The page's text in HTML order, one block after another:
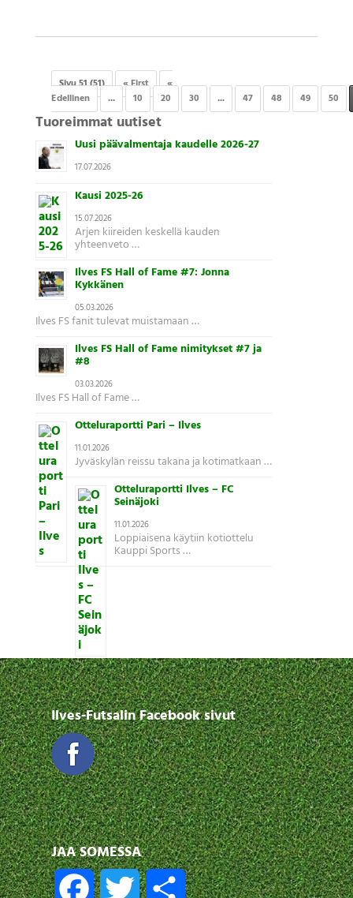
Sivu 51 (51) « First
«
Edellinen
... 10 20 30 ... 47 48 49 50
Tuoreimmat uutiset
Uusi päävalmentaja kaudelle 2026-27
17.07.2026
Kausi 2025-26
15.07.2026
Arjen kiireiden keskellä kauden
yhteenveto …
Ilves FS Hall of Fame #7: Jonna
Kykkänen
05.03.2026
Ilves FS fanit tulevat muistamaan …
Ilves FS Hall of Fame nimitykset #7 ja
#8
03.03.2026
Ilves FS Hall of Fame …
Otteluraportti Pari – Ilves
11.01.2026
Jyväskylän reissu takana ja kotimatkaan …
Otteluraportti Ilves – FC
Seinäjoki
11.01.2026
Loppiaisena käytiin kotiottelu
Kauppi Sports …
Ilves-Futsalin Facebook sivut
JAA SOMESSA
F T S